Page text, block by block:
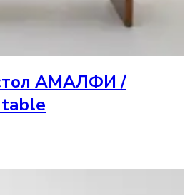
АМАЛФИ /